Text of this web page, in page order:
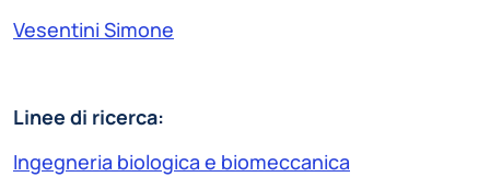
Vesentini Simone
Linee di ricerca:
Ingegneria biologica e biomeccanica